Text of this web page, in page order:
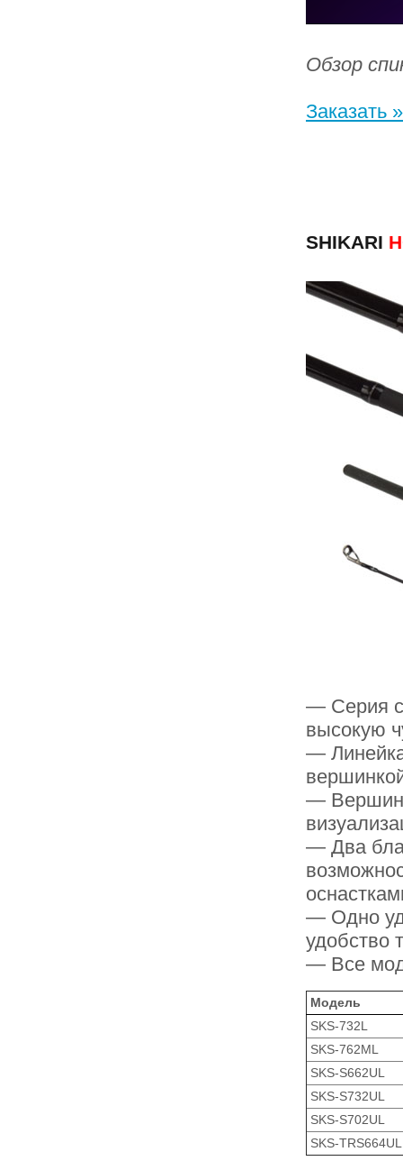
Обзор
Заказать »
SHIKARI
— Серия
высокую
—
—
— Два
— Одно
удобство
— Все
Модель
SKS-732L
SKS-762ML
SKS-S662UL
SKS-S732UL
SKS-S702UL
SKS-TRS664UL